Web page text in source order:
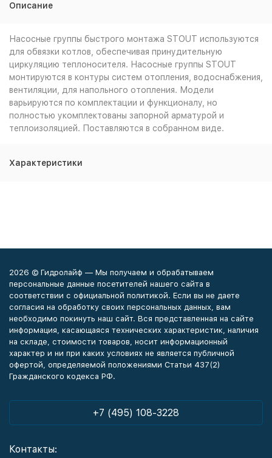
Описание
Насосные группы быстрого монтажа STOUT используются
для обвязки котлов, обеспечивая принудительную
циркуляцию теплоносителя. Насосные группы STOUT
монтируются в контуры систем отопления, водоснабжения,
вентиляции, для напольного отопления. Модели
варьируются по комплектации и функционалу, но
полностью укомплектованы запорной арматурой и
теплоизоляцией. Поставляются в собранном виде.
Характеристики
2026 © Гидролайф — Мы получаем и обрабатываем
персональные данные посетителей нашего сайта в
соответствии с официальной политикой. Если вы не даете
согласия на обработку своих персональных данных, вам
необходимо покинуть наш сайт. Вся представленная на сайте
информация, касающаяся технических характеристик, наличия
на складе, стоимости товаров, носит информационный
характер и ни при каких условиях не является публичной
офертой, определяемой положениями Статьи 437(2)
Гражданского кодекса РФ.
+7 (495) 108-3228
Контакты: